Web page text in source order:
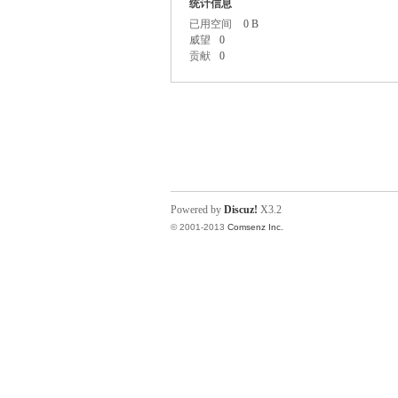
统计信息
已用空间
0 B
威望
0
贡献
0
Powered by Discuz! X3.2
© 2001-2013 Comsenz Inc.